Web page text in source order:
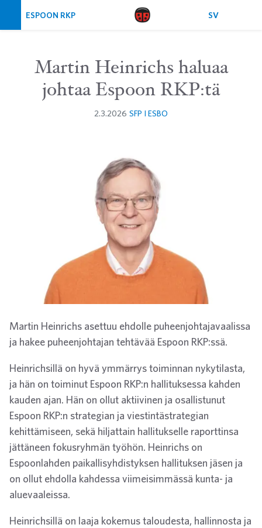
ESPOON RKP SV
Martin Heinrichs haluaa
johtaa Espoon RKP:tä
2.3.2026 SFP I ESBO
Martin Heinrichs asettuu ehdolle puheenjohtajavaalissa
ja hakee puheenjohtajan tehtävää Espoon RKP:ssä.
Heinrichsillä on hyvä ymmärrys toiminnan nykytilasta,
ja hän on toiminut Espoon RKP:n hallituksessa kahden
kauden ajan. Hän on ollut aktiivinen ja osallistunut
Espoon RKP:n strategian ja viestintästrategian
kehittämiseen, sekä hiljattain hallitukselle raporttinsa
jättäneen fokusryhmän työhön. Heinrichs on
Espoonlahden paikallisyhdistyksen hallituksen jäsen ja
on ollut ehdolla kahdessa viimeisimmässä kunta- ja
aluevaaleissa.
Heinrichsillä on laaja kokemus taloudesta, hallinnosta ja